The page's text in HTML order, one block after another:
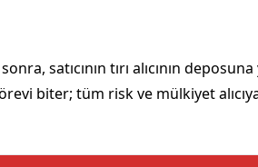
satıcının tırı alıcının
biter; tüm risk ve mülkiyet